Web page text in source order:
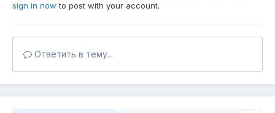
sign in now to post with your account.
Ответить в тему...